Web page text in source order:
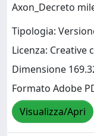
Axon_Decreto
Tipologia:
Licenza: Creative
Dimensione
Formato Adobe
Visualizza/Apri